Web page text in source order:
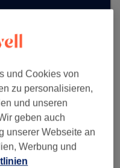
und Cookies von
zu personalisieren,
und unseren
geben auch
unserer Webseite an
Werbung und